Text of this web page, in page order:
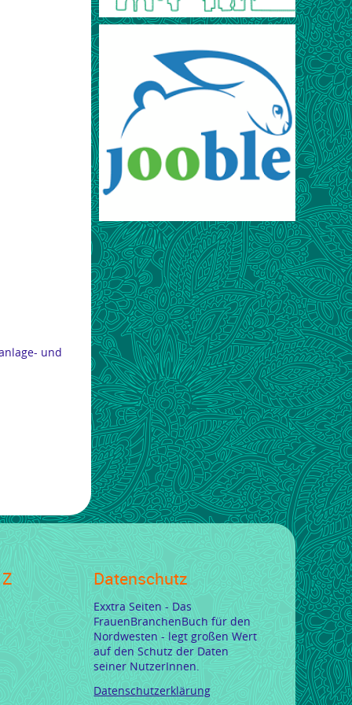
und
Datenschutz
Exxtra Seiten - Das
FrauenBranchenBuch für den
Nordwesten - legt großen Wert
auf den Schutz der Daten
seiner NutzerInnen.
Datenschutzerklärung